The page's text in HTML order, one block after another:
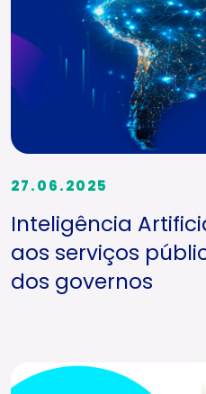
27.06.2025
Inteligência
aos serviços
dos governos